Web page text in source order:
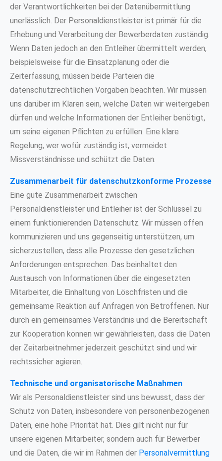
der Verantwortlichkeiten bei der Datenübermittlung
unerlässlich. Der Personaldienstleister ist primär für die
Erhebung und Verarbeitung der Bewerberdaten zuständig.
Wenn Daten jedoch an den Entleiher übermittelt werden,
beispielsweise für die Einsatzplanung oder die
Zeiterfassung, müssen beide Parteien die
datenschutzrechtlichen Vorgaben beachten. Wir müssen
uns darüber im Klaren sein, welche Daten wir weitergeben
dürfen und welche Informationen der Entleiher benötigt,
um seine eigenen Pflichten zu erfüllen. Eine klare
Regelung, wer wofür zuständig ist, vermeidet
Missverständnisse und schützt die Daten.
Zusammenarbeit für datenschutzkonforme Prozesse
Eine gute Zusammenarbeit zwischen
Personaldienstleister und Entleiher ist der Schlüssel zu
einem funktionierenden Datenschutz. Wir müssen offen
kommunizieren und uns gegenseitig unterstützen, um
sicherzustellen, dass alle Prozesse den gesetzlichen
Anforderungen entsprechen. Das beinhaltet den
Austausch von Informationen über die eingesetzten
Mitarbeiter, die Einhaltung von Löschfristen und die
gemeinsame Reaktion auf Anfragen von Betroffenen. Nur
durch ein gemeinsames Verständnis und die Bereitschaft
zur Kooperation können wir gewährleisten, dass die Daten
der Zeitarbeitnehmer jederzeit geschützt sind und wir
rechtssicher agieren.
Technische und organisatorische Maßnahmen
Wir als Personaldienstleister sind uns bewusst, dass der
Schutz von Daten, insbesondere von personenbezogenen
Daten, eine hohe Priorität hat. Dies gilt nicht nur für
unsere eigenen Mitarbeiter, sondern auch für Bewerber
und die Daten, die wir im Rahmen der Personalvermittlung